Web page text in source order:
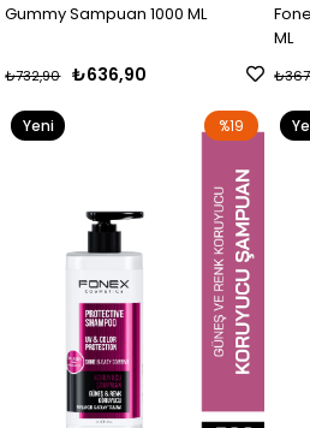
Gummy Sampuan 1000 ML
₺636,90
₺732,90
ML
%19
Yeni